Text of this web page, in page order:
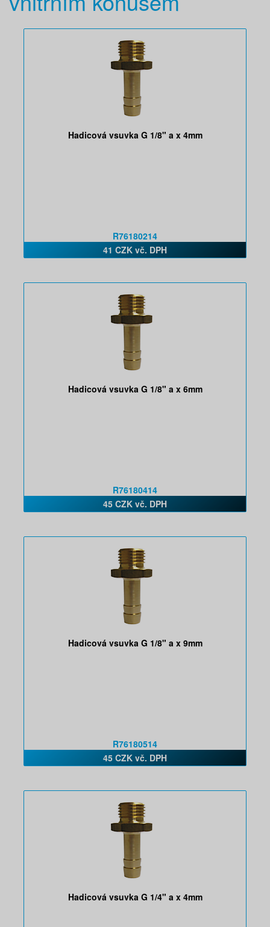
Hadicová vsuvka G 1/8" a x 4mm
R76180214
41 CZK vč. DPH
Hadicová vsuvka G 1/8" a x 6mm
R76180414
45 CZK vč. DPH
Hadicová vsuvka G 1/8" a x 9mm
R76180514
45 CZK vč. DPH
Hadicová vsuvka G 1/4" a x 4mm